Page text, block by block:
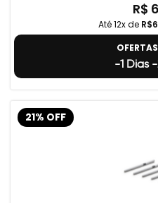
R$
Até 12x de
-1 Dias
21% OFF